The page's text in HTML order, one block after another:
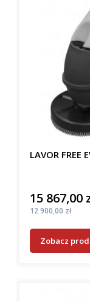
LAVOR FREE
Cena
15 867,00
Cena
12 900,00 zł
Zobacz